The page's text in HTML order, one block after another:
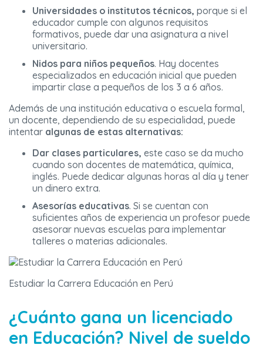
Universidades o institutos técnicos, porque si el
educador cumple con algunos requisitos
formativos, puede dar una asignatura a nivel
universitario.
Nidos para niños pequeños. Hay docentes
especializados en educación inicial que pueden
impartir clase a pequeños de los 3 a 6 años.
Además de una institución educativa o escuela formal,
un docente, dependiendo de su especialidad, puede
intentar algunas de estas alternativas:
Dar clases particulares, este caso se da mucho
cuando son docentes de matemática, química,
inglés. Puede dedicar algunas horas al día y tener
un dinero extra.
Asesorías educativas. Si se cuentan con
suficientes años de experiencia un profesor puede
asesorar nuevas escuelas para implementar
talleres o materias adicionales.
Estudiar la Carrera Educación en Perú
¿Cuánto gana un licenciado
en Educación? Nivel de sueldo